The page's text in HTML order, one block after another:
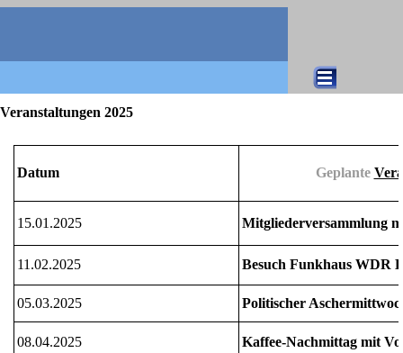
Direkt zum Seiteninhalt
Veranstaltungen 2025
Datum Geplante
15.01.2025 Mitgliederversammlung
11.02.2025 Besuch Funkhaus WDR
05.03.2025 Politischer
08.04.2025 Kaffee-Nachmittag mit